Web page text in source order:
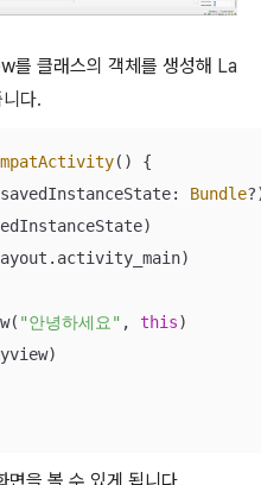
를 클래스의 객체를 생성해 La
다.
() {
Bundle
"안녕하세요" , this)